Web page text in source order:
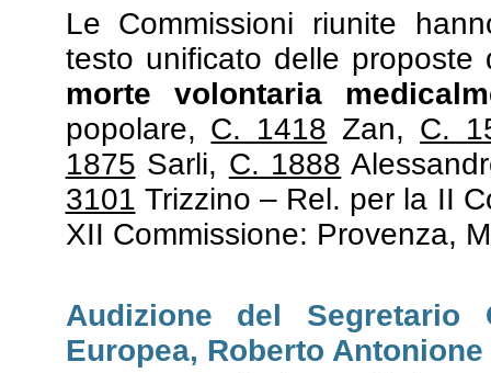
Le Commissioni riunite
testo unificato delle
morte volontaria
popolare, C. 1418 Zan, C.
1875 Sarli, C. 1888
3101 Trizzino – Rel. per la II
XII Commissione: Provenza,
Audizione del Segretario
Europea, Roberto Antonione